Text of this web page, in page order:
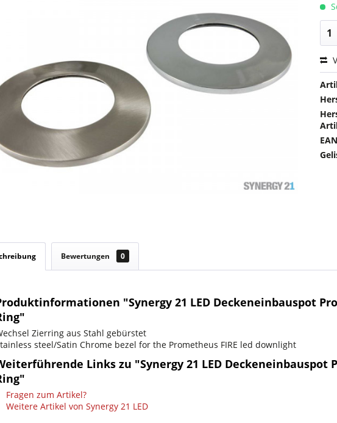
Bewertungen 0
"Synergy 21 LED Deckeneinbauspot
Zierring aus Stahl gebürstet
steel/Satin Chrome bezel for the Prometheus FIRE led downlight
Links zu "Synergy 21 LED
Fragen zum Artikel?
Weitere Artikel von Synergy 21 LED